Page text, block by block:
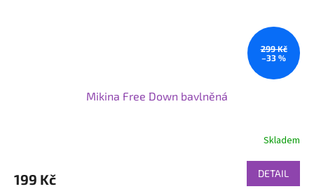
299 Kč
–33 %
Mikina Free Down bavlněná
Skladem
199 Kč DETAIL